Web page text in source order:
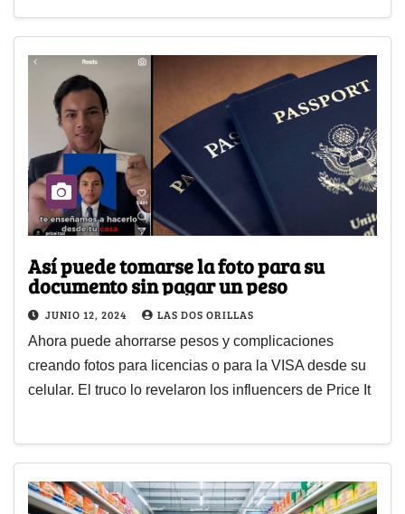
Así puede tomarse la foto para su
documento sin pagar un peso
JUNIO 12, 2024 LAS DOS ORILLAS
Ahora puede ahorrarse pesos y complicaciones
creando fotos para licencias o para la VISA desde su
celular. El truco lo revelaron los influencers de Price It